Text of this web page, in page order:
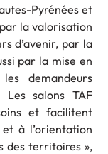
Pyrénées et
la valorisation
d’avenir, par la
par la mise en
demandeurs
Les salons TAF
et facilitent
à l’orientation
des territoires »,